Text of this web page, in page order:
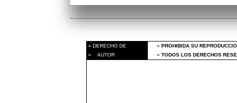
» DERECHO DE » PROHIBIDA SU
» AUTOR
» TODOS LOS DERECHOS